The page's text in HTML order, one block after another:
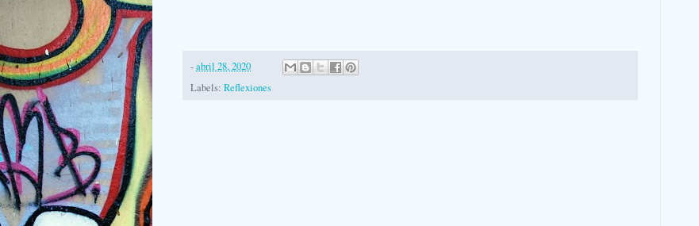
-abril 28, 2020
Labels: Reflexiones